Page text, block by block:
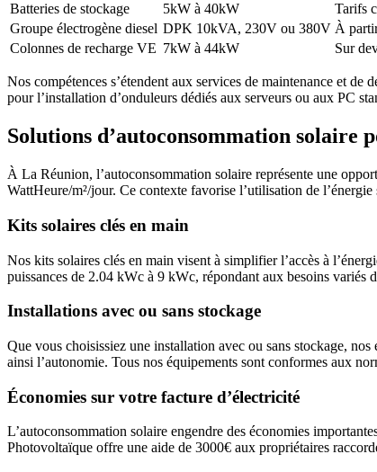
Batteries de stockage
5kW à 40kW
Tarifs
Groupe électrogène diesel DPK 10kVA, 230V ou 380V À
Colonnes de recharge VE 7kW à 44kW Sur
Nos compétences s’étendent aux services de maintenance et
pour l’installation d’onduleurs dédiés aux serveurs ou aux PC
Solutions d’autoconsommation solaire
À La Réunion, l’autoconsommation solaire représente une
WattHeure/m²/jour. Ce contexte favorise l’utilisation de
Kits solaires clés en main
Nos kits solaires clés en main visent à simplifier l’accès à
puissances de 2.04 kWc à 9 kWc, répondant aux besoins variés
Installations avec ou sans stockage
Que vous choisissiez une installation avec ou sans stockage,
ainsi l’autonomie. Tous nos équipements sont conformes aux
Économies sur votre facture d’électricité
L’autoconsommation solaire engendre des économies
Photovoltaïque offre une aide de 3000€ aux propriétaires